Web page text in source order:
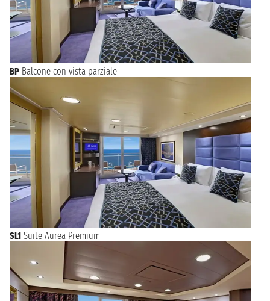
BP Balcone con vista parziale
SL1 Suite Aurea Premium